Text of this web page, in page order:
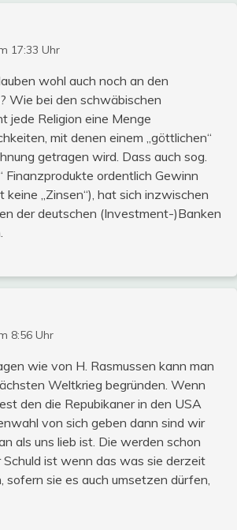
17:33 Uhr
wohl auch noch an den
Wie bei den schwäbischen
jede Religion eine Menge
mit denen einem „göttlichen“
getragen wird. Dass auch sog.
Finanzprodukte ordentlich Gewinn
„Zinsen“), hat sich inzwischen
der deutschen (Investment-)Banken
8:56 Uhr
wie von H. Rasmussen kann man
Weltkrieg begründen. Wenn
den die Repubikaner in den USA
von sich geben dann sind wir
als uns lieb ist. Die werden schon
Schuld ist wenn das was sie derzeit
sofern sie es auch umsetzen dürfen,